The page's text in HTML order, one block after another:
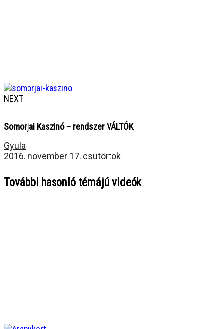
NEXT
Somorjai Kaszinó – rendszer VÁLTÓK
Gyula
2016. november 17. csütörtök
További hasonló témájú videók